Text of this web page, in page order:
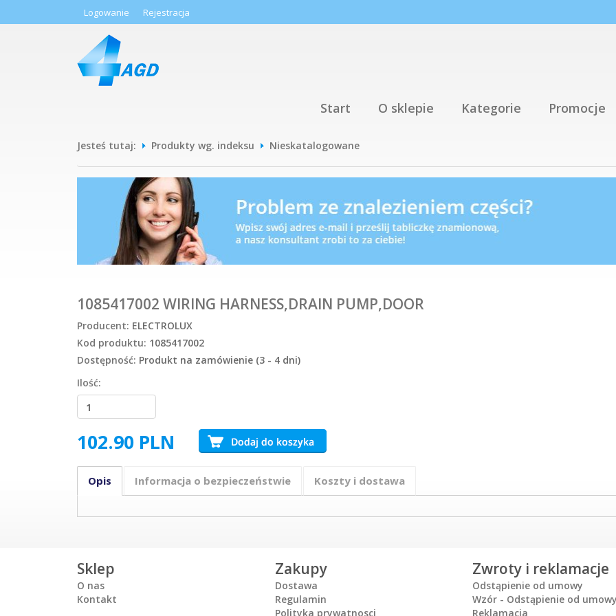
Logowanie Rejestracja
Start O sklepie Kategorie Promocje
Jesteś tutaj: Produkty wg. indeksu Nieskatalogowane
1085417002 WIRING HARNESS,DRAIN PUMP,DOOR
Producent: ELECTROLUX
Kod produktu: 1085417002
Dostępność: Produkt na zamówienie (3 - 4 dni)
Ilość:
102.90 PLN
Opis Informacja o bezpieczeństwie Koszty i dostawa
Sklep
O nas
Kontakt
Zakupy
Dostawa
Regulamin
Polityka prywatnosci
Zwroty i reklamacje
Odstąpienie od umowy
Wzór - Odstąpienie od
Reklamacja